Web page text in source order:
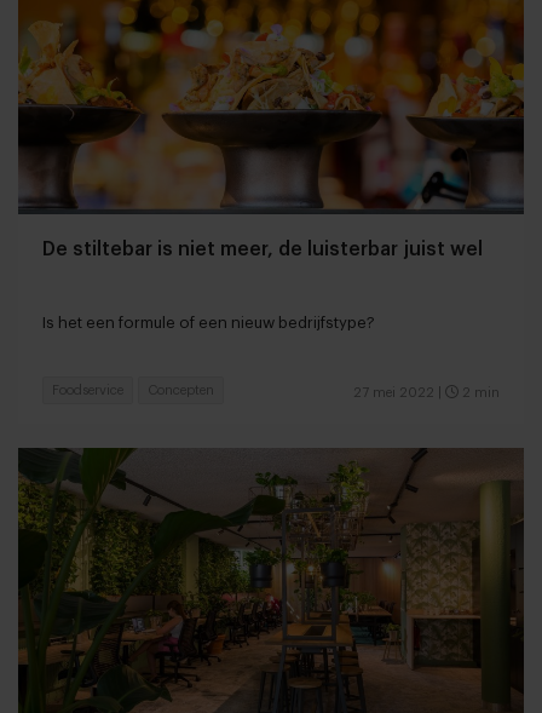
De stiltebar is niet meer, de luisterbar juist wel
Is het een formule of een nieuw bedrijfstype?
27 mei 2022 2 min
Foodservice Concepten